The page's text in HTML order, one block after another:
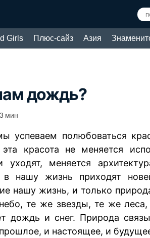
Girls Плюс-сайз Азия
дождь?
мин
успеваем полюбоваться
красота не меняется
уходят, меняется
в нашу жизнь приходят
нашу жизнь, и только
те же звезды, те же
дождь и снег. Природа
и настоящее, и